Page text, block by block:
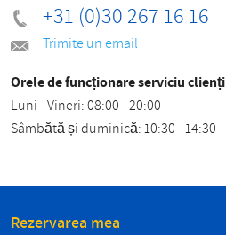
+31 (0)30 267 16 16
Trimite un email
Orele de funcționare serviciu clienți
Luni - Vineri: 08:00 - 20:00
Sâmbătă și duminică: 10:30 - 14:30
Rezervarea mea